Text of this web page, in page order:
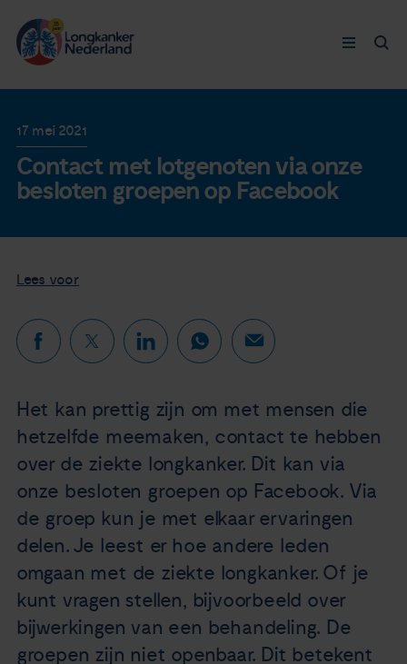
Nieuws
Agenda
Over ons
Zorgverleners
Contact
Longkanker
Leven met
Thymuskankers
Steun ons
17 mei 2021
Contact met lotgenoten via onze
besloten groepen op Facebook
Lees voor
Het kan prettig zijn om met mensen die
hetzelfde meemaken, contact te hebben
over de ziekte longkanker. Dit kan via
onze besloten groepen op Facebook. Via
de groep kun je met elkaar ervaringen
delen. Je leest er hoe andere leden
omgaan met de ziekte longkanker. Of je
kunt vragen stellen, bijvoorbeeld over
bijwerkingen van een behandeling. De
groepen zijn niet openbaar. Dit betekent